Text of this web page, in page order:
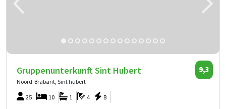
Gruppenunterkunft Sint Hubert
Noord-Brabant, Sint hubert
9,3
25 4
1 B
10